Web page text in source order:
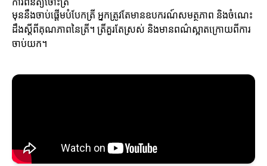
មុននឹងចាប់ផ្តើមបំបែកត្រី អ្នកត្រូវតែមានឧបករណ៍សមត្ថភាព និងចំណេះ
ដឹងស្តីពីគុណភាពនៃត្រី។ ត្រីគួរតែស្រស់ និងមានពណ៌ស្អាតក្រោយពីការ
ចាប់យក។